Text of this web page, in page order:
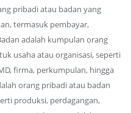
pribadi atau badan yang
termasuk pembayar,
adalah kumpulan orang
usaha atau organisasi, seperti
firma, perkumpulan, hingga
orang pribadi atau badan
produksi, perdagangan,